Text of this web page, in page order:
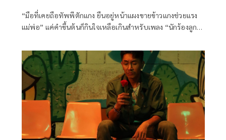
“มือที่เคยถือทัพพีตักแกง ยืนอยู่หน้าแผงขายข้าวแกงช่วยแรง
แม่พ่อ” แค่คำขึ้นต้นก็กินใจเหลือเกินสำหรับเพลง “นักร้องลูก
จากรายการ “ดวลเพลงชิงทุน”